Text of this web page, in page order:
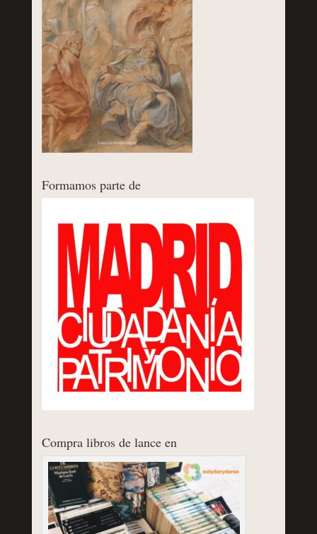
Formamos parte de
Compra libros de lance en